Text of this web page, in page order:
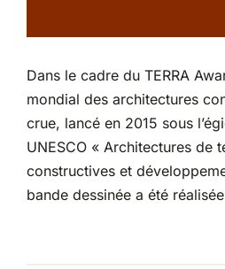
Partenariats
Dans le cadre du TERRA
mondial des architectures
crue, lancé en 2015 sous
UNESCO « Architectures de
constructives et
bande dessinée a été